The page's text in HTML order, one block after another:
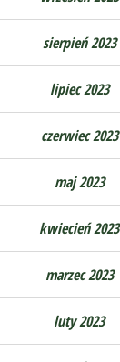
sierpień 2023
lipiec 2023
czerwiec 2023
maj 2023
kwiecień 2023
marzec 2023
luty 2023